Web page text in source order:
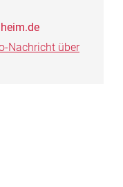
Nachricht über